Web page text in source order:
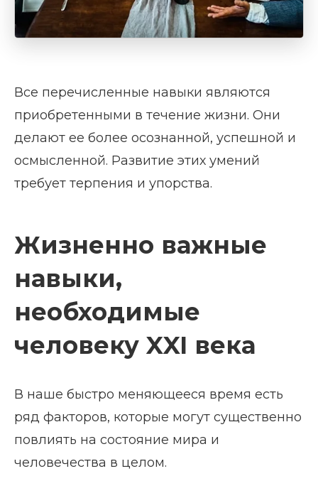
Все перечисленные навыки являются
приобретенными в течение жизни. Они
делают ее более осознанной, успешной и
осмысленной. Развитие этих умений
требует терпения и упорства.
Жизненно важные
навыки,
необходимые
человеку XXI века
В наше быстро меняющееся время есть
ряд факторов, которые могут существенно
повлиять на состояние мира и
человечества в целом.